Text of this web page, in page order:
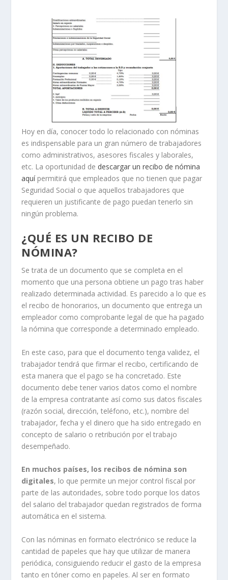
Hoy en día, conocer todo lo relacionado con nóminas
es indispensable para un gran número de trabajadores
como administrativos, asesores fiscales y laborales,
etc. La oportunidad de descargar un recibo de nómina
aquípermitirá que empleados que no tienen que pagar
Seguridad Social o que aquellos trabajadores que
requieren un justificante de pago puedan tenerlo sin
ningún problema.
¿QUÉ ES UN RECIBO DE
NÓMINA?
Se trata de un documento que se completa en el
momento que una persona obtiene un pago tras haber
realizado determinada actividad. Es parecido a lo que es
el recibo de honorarios, un documento que entrega un
empleador como comprobante legal de que ha pagado
la nómina que corresponde a determinado empleado.
En este caso, para que el documento tenga validez, el
trabajador tendrá que firmar el recibo, certificando de
esta manera que el pago se ha concretado. Este
documento debe tener varios datos como el nombre
de la empresa contratante así como sus datos fiscales
(razón social, dirección, teléfono, etc.), nombre del
trabajador, fecha y el dinero que ha sido entregado en
concepto de salario o retribución por el trabajo
desempeñado.
En muchos países, los recibos de nómina son
digitales, lo que permite un mejor control fiscal por
parte de las autoridades, sobre todo porque los datos
del salario del trabajador quedan registrados de forma
automática en el sistema.
Con las nóminas en formato electrónico se reduce la
cantidad de papeles que hay que utilizar de manera
periódica, consiguiendo reducir el gasto de la empresa
tanto en tóner como en papeles. Al ser en formato